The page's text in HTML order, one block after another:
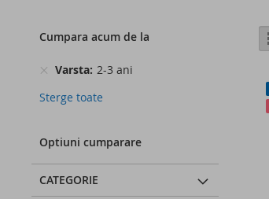
Cumpara acum de la
Varsta 2-3 ani
Sterge toate
Optiuni cumparare
CATEGORIE